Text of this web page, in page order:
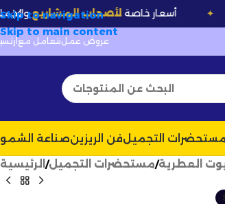
Skip to navigation
Skip to main content
💰 أسعار خاصةلأصحاب المشاريعوالجملة
نتعامل مععروض عمل
صناعةفن الريزينمستحضرات التجميل
الرئيسية
مستحضرات التجميل العطرية